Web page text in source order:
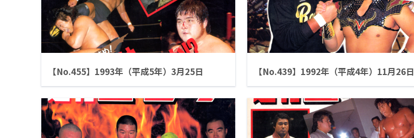
【No.455】1993年（平成5年）3月25日 【No.439】1992年（平成4年）11月26日